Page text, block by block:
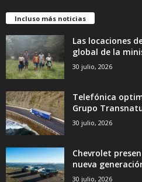
Incluso más noticias
Las locaciones
global de la
30 julio, 2026
Telefónica
Grupo
30 julio, 2026
Chevrolet
nueva
30 julio, 2026